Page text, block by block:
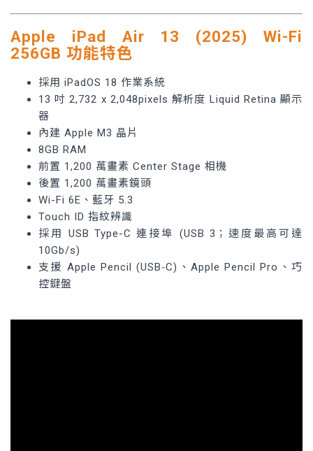
Apple iPad Air 13 (2025) Wi-Fi
256GB 功能特色
採用 iPadOS 18 作業系統
13 吋 2,732 x 2,048pixels 解析度 Liquid Retina 顯示
器
內建 Apple M3 晶片
8GB RAM
前置 1,200 萬畫素 Center Stage 相機
後置 1,200 萬畫素鏡頭
Wi-Fi 6E、藍牙 5.3
Touch ID 指紋辨識
採用 USB Type-C 連接埠 (USB 3；速度最高可達
10Gb/s)
支援 Apple Pencil (USB‑C)、Apple Pencil Pro、巧
控鍵盤